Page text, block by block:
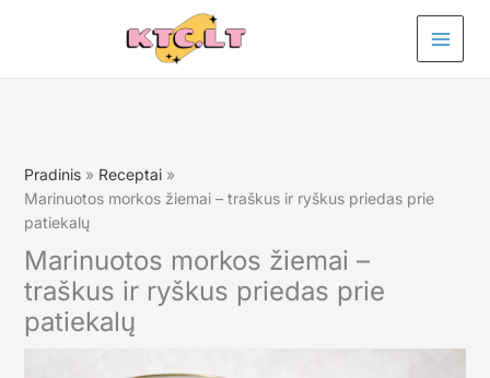
Pradinis
Receptai
Marinuotos morkos žiemai – traškus ir ryškus priedas prie
patiekalų
Marinuotos morkos žiemai –
traškus ir ryškus priedas prie
patiekalų